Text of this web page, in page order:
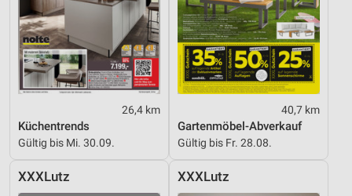
26,4 km
Küchentrends
Gültig bis Mi. 30.09.
40,7 km
Gartenmöbel-Abverkauf
Gültig bis Fr. 28.08.
XXXLutz XXXLutz